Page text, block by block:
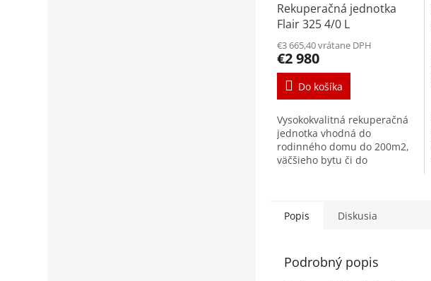
Rekuperačná jednotka
Flair 325 4/0 L
€3 665,40 vrátane DPH
€2 980
Do košíka
Vysokokvalitná rekuperačná
jednotka vhodná do
rodinného domu do 200m2,
väčšieho bytu či do
Popis Diskusia
Podrobný popis